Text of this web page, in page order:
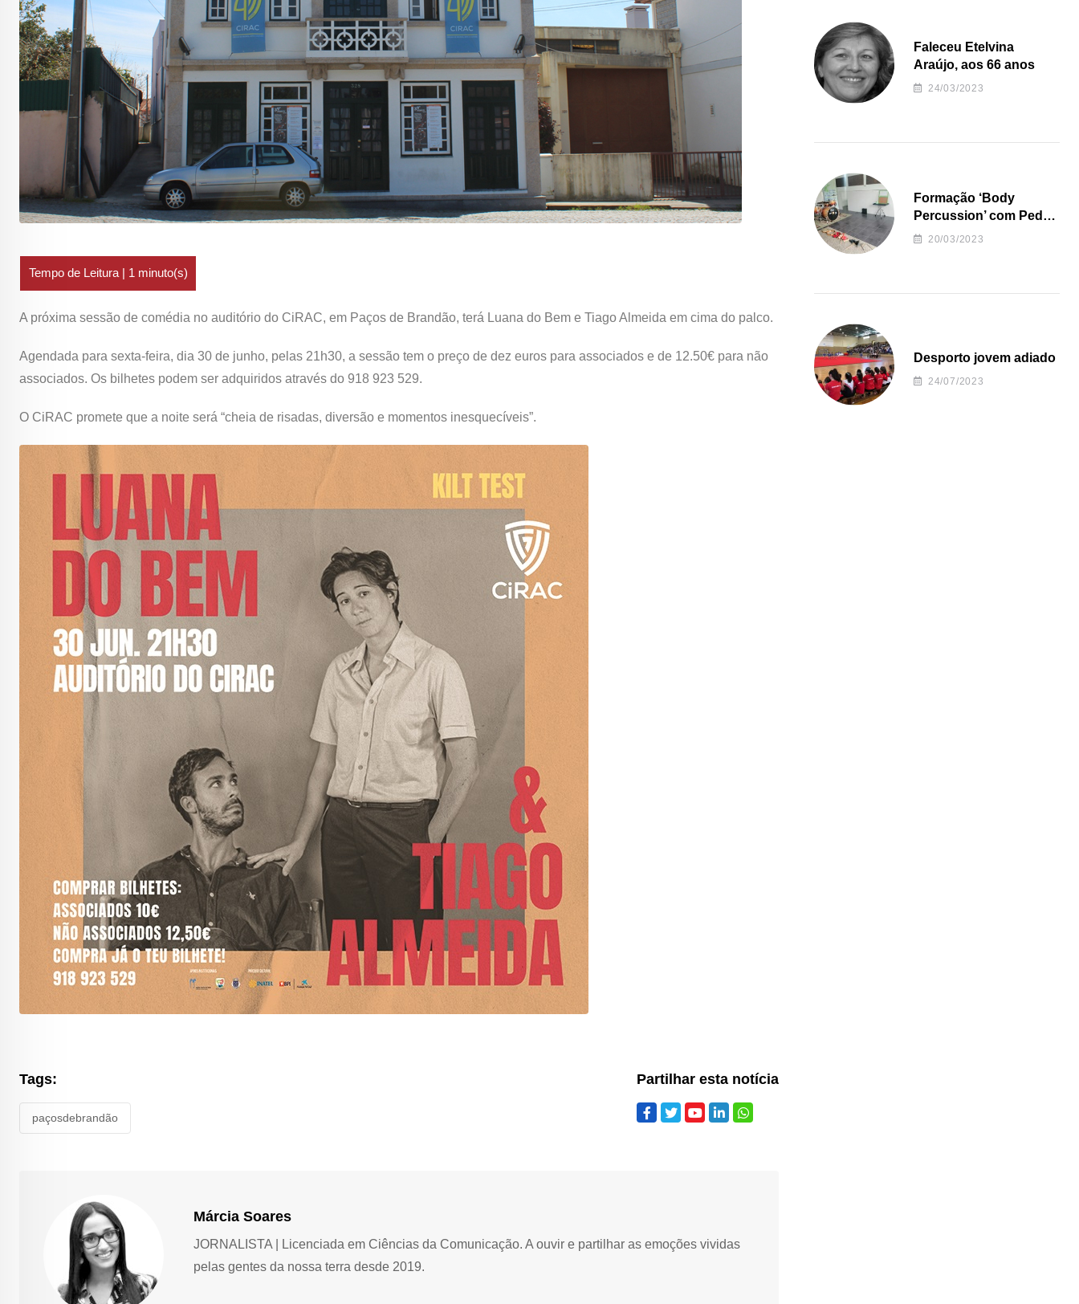
A próxima sessão de comédia no auditório do CiRAC, em Paços de Brandão, terá Luana do Bem e Tiago Almeida em cima do palco.
Agendada para sexta-feira, dia 30 de junho, pelas 21h30, a sessão tem o preço de dez euros para associados e de 12.50€ para não
associados. Os bilhetes podem ser adquiridos através do 918 923 529.
O CiRAC promete que a noite será “cheia de risadas, diversão e momentos inesquecíveis”.
Tags:
paçosdebrandão
Partilhar esta notícia
Márcia Soares
JORNALISTA | Licenciada em Ciências da Comunicação. A ouvir e partilhar as emoções vividas
pelas gentes da nossa terra desde 2019.
Faleceu Etelvina
Araújo, aos 66 anos
24/03/2023
Formação ‘Body
Percussion’ com Pedro
Almeida
20/03/2023
Desporto jovem adiado
24/07/2023